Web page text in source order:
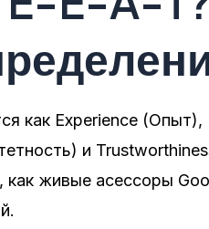
как Experience (Опыт),
и
как живые асессоры